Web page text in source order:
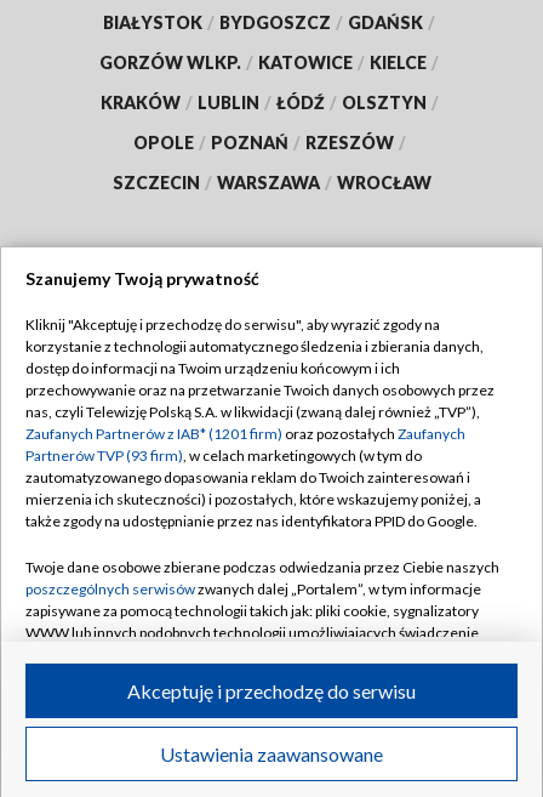
BIAŁYSTOK / BYDGOSZCZ / GDAŃSK /
GORZÓW WLKP. / KATOWICE / KIELCE /
KRAKÓW / LUBLIN / ŁÓDŹ / OLSZTYN /
OPOLE / POZNAŃ / RZESZÓW /
SZCZECIN / WARSZAWA / WROCŁAW
TVP
Abonament TVP
Emisja w TVP
Centrum informacji TVP
Naziemna Telewizja Cyfrowa
Rada Programowa
System NOS
Informacje o nadawcy
Program dla prasy
Ogłoszenie przetargowe
Regulamin TVP
Polityka prywatności
Moje zgody
Pomoc
Kontakt
Kanały
©2026 Telewizja Polska S.A. w likwidacji
Szanujemy Twoją prywatność
Kliknij "Akceptuję i przechodzę do serwisu", aby wyrazić zgody na
korzystanie z technologii automatycznego śledzenia i zbierania danych,
dostęp do informacji na Twoim urządzeniu końcowym i ich
przechowywanie oraz na przetwarzanie Twoich danych osobowych przez
nas, czyli Telewizję Polską S.A. w likwidacji (zwaną dalej również „TVP”),
Zaufanych Partnerów z IAB* (1201 firm) oraz pozostałych Zaufanych
Partnerów TVP (93 firm), w celach marketingowych (w tym do
zautomatyzowanego dopasowania reklam do Twoich zainteresowań i
mierzenia ich skuteczności) i pozostałych, które wskazujemy poniżej, a
także zgody na udostępnianie przez nas identyfikatora PPID do Google.
Twoje dane osobowe zbierane podczas odwiedzania przez Ciebie naszych
poszczególnych serwisówzwanych dalej „Portalem”, w tym informacje
zapisywane za pomocą technologii takich jak: pliki cookie, sygnalizatory
WWW lub innych podobnych technologii umożliwiających świadczenie
ruchu w Internecie.
Twoje dane osobowe zbierane podczas odwiedzania przez Ciebie
poszczególnych serwisówna Portalu, takie jak adresy IP, identyfikatory
Ustawienia zaawansowane
Akceptuję i przechodzę do serwisu